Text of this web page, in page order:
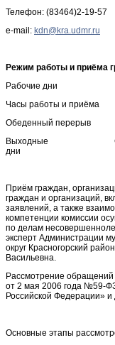
Телефон: (83464)2-19-57
e-mail:
Режим работы и приёма
Рабочие дни
Часы работы и
Обеденный перерыв
Выходные Суббота,
дни
Приём граждан,
граждан и организаций,
заявлений, а также
компетенции комиссии
по делам
эксперт Администрации
округ Красногорский
Васильевна.
Рассмотрение
от 2 мая 2006 года №59-
Российской Федерации»
Основные этапы